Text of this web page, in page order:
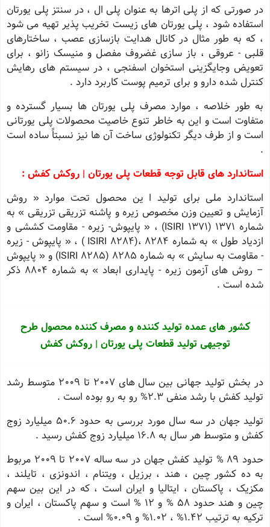
در صورتی که از پلی اترها به عنوان پلی ال ، در سنتز پلی یورتان
استفاده شود ، پلی یورتان های زیست تخریب پذیر تهیه می شود
، که به طور مثال در کانال هدایت بازسازی عصب ، ساختارهای
قلبی - عروقی ، باز سازی غضروف مفصل و منیسک زانو ، برای
تعویض وجایگزینی استخوان اسفنجی ، در سیستم های رهایش
کنترل شده دارو و برای ترمیم پوست کاربرد دارد .
به طور خلاصه ، موارد مصرف پلی یورتان ها بسیار گسترده و
متفاوت است و این به خاطر تنوع خاصیت محصولات پلی یورتانی
است و از طرف دیگر تکنولوژی ساخت آن ها نیز نسبتاً ساده است
.
استاندارد های قابل توجه قطعات پلی یورتان | روکش کفش :
استاندارد ملی برای تولید ا ین محصول تحت موارد « روش
آزمایش و تعیین وزن مخصوص زیره و پاشنه تزریقی تزریقی » به
شماره 1371 (ISIRI 1371) ، « پایپوش- زیره - مقاومت کششی و
ازدیاد طول » به شماره ٨٢٨۴ ،(ISIRI 8284 ) ، « پایپوش - زیره
- مقاومت به سایش » به شماره ٨٢٨۵ (ISIRI 8285) و « پایپوش
– روش های آزمون زیره - پایداری ابعاد » به شماره ٨٨٠۴ ذکر
شده است .
کشور های عمده تولید کننده و مصرف کننده محصول طرح
توجیهی تولید قطعات پلی یورتان | روکش کفش
در بخش تولید جهانی بین سال های ٢٠٠٧ تا ٢٠٠٩ متوسط رشد
تولید کفش با رشد منفی 2.3% رو به رو بوده است .
تولید جهان در سه سال مورد بررسی به حدود 50.6 میلیارد زوج
کفش و متوسط هر سال به 16.8 میلیارد زوج کفش رسید .
حدود ٨٩ % تولید کفش جهان در سه ساله ٢٠٠٧ تا ٢٠٠٩ مربوط
به ده کشور چین ، هند ، برزیل ، ویتنام ، اندونزی ، تایلند ،
مکزیک ، پاکستان ، ایتالیا و ایران است ، که در این بین سهم
چین و هند حدود ۵٨ % و ١٢ % است و سهم پاکستان ، ایران و
ترکیه به ترتیب 1.42% ، 1.02% و 0.09% است .